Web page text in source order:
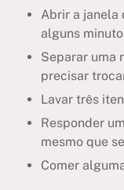
Abrir a janela
alguns
Separar uma
precisar
Lavar três
Responder
mesmo que
Comer